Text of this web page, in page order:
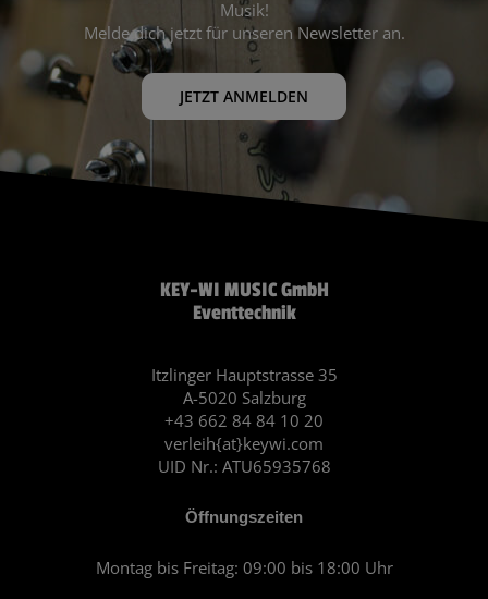
Musik!
Melde dich jetzt für unseren Newsletter an.
JETZT ANMELDEN
KEY-WI MUSIC GmbH
Eventtechnik
Itzlinger Hauptstrasse 35
A-5020 Salzburg
+43 662 84 84 10 20
verleih{at}keywi.com
UID Nr.: ATU65935768
Öffnungszeiten
Montag bis Freitag: 09:00 bis 18:00 Uhr